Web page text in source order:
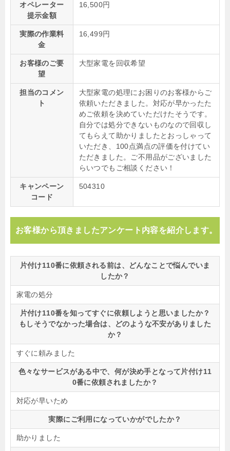
オペレーター
提示金額
16,500円
実際の作業料
金
16,499円
お客様のご要
望
大型家電を回収希望
担当のコメン
ト
大型家電の処理にお困りのお客様からご
依頼いただきました。対応が早かったた
めご依頼を決めていただけたそうです。
自分では処分できないものなので回収し
てもらえて助かりましたとおっしゃって
いただき、100点満点の評価を付けてい
ただきました。ご不用品がございました
らいつでもご相談ください！
キャンペーン
コード
504310
お客様から頂きましたアンケート内容を紹介します。
片付け110番に依頼される前は、どんなことで悩んでいま
したか？
家電の処分
片付け110番を知ってすぐに依頼しようと思いましたか？
もしそうでなかった場合は、どのような不安がありました
か？
すぐに頼みました
色々なサービスがある中で、何が決め手となって片付け11
0番に依頼されましたか？
対応が早いため
実際にご利用になっていかがでしたか？
助かりました